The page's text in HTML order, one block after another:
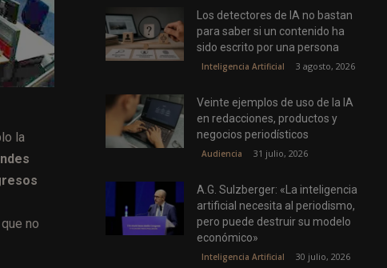
la
no
Los detectores de IA no bastan
para saber si un contenido ha
sido escrito por una persona
Inteligencia Artificial 3 agosto, 2026
Veinte ejemplos de uso de la IA
en redacciones, productos y
negocios periodísticos
Audiencia 31 julio, 2026
A.G. Sulzberger: «La inteligencia
artificial necesita al periodismo,
pero puede destruir su modelo
económico»
Inteligencia Artificial 30 julio, 2026